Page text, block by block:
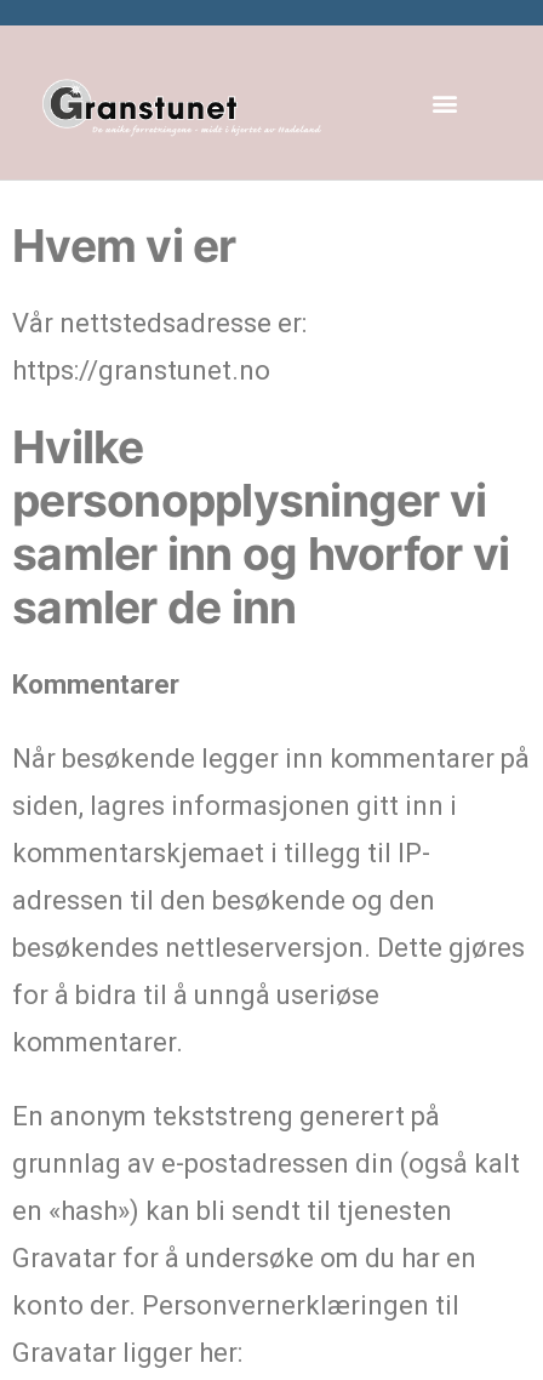
Hvem vi er
Vår nettstedsadresse er:
https://granstunet.no
Hvilke
personopplysninger vi
samler inn og hvorfor vi
samler de inn
Kommentarer
Når besøkende legger inn kommentarer på
siden, lagres informasjonen gitt inn i
kommentarskjemaet i tillegg til IP-
adressen til den besøkende og den
besøkendes nettleserversjon. Dette gjøres
for å bidra til å unngå useriøse
kommentarer.
En anonym tekststreng generert på
grunnlag av e-postadressen din (også kalt
en «hash») kan bli sendt til tjenesten
Gravatar for å undersøke om du har en
konto der. Personvernerklæringen til
Gravatar ligger her: